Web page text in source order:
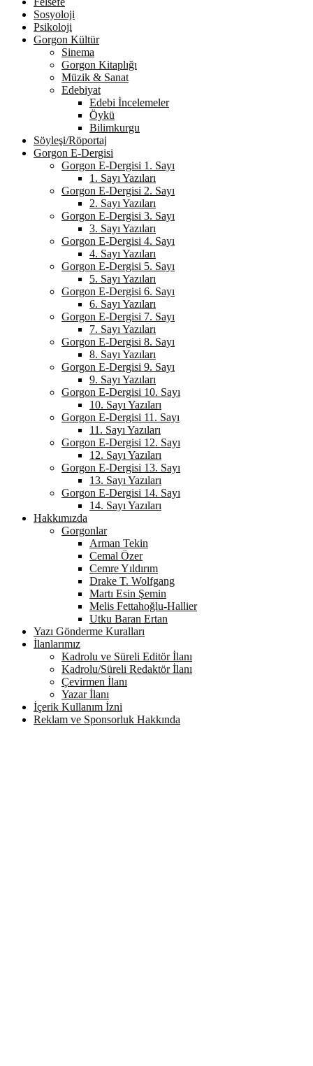
Sosyoloji
Psikoloji
Gorgon Kültür
Sinema
Gorgon Kitaplığı
Müzik & Sanat
Edebiyat
Edebi İncelemeler
Öykü
Bilimkurgu
Söyleşi/Röportaj
Gorgon E-Dergisi
Gorgon E-Dergisi 1. Sayı
1. Sayı Yazıları
Gorgon E-Dergisi 2. Sayı
2. Sayı Yazıları
Gorgon E-Dergisi 3. Sayı
3. Sayı Yazıları
Gorgon E-Dergisi 4. Sayı
4. Sayı Yazıları
Gorgon E-Dergisi 5. Sayı
5. Sayı Yazıları
Gorgon E-Dergisi 6. Sayı
6. Sayı Yazıları
Gorgon E-Dergisi 7. Sayı
7. Sayı Yazıları
Gorgon E-Dergisi 8. Sayı
8. Sayı Yazıları
Gorgon E-Dergisi 9. Sayı
9. Sayı Yazıları
Gorgon E-Dergisi 10. Sayı
10. Sayı Yazıları
Gorgon E-Dergisi 11. Sayı
11. Sayı Yazıları
Gorgon E-Dergisi 12. Sayı
12. Sayı Yazıları
Gorgon E-Dergisi 13. Sayı
13. Sayı Yazıları
Gorgon E-Dergisi 14. Sayı
14. Sayı Yazıları
Hakkımızda
Gorgonlar
Arman Tekin
Cemal Özer
Cemre Yıldırım
Drake T. Wolfgang
Martı Esin Şemin
Melis Fettahoğlu-Hallier
Utku Baran Ertan
Yazı Gönderme Kuralları
İlanlarımız
Kadrolu ve Süreli Editör İlanı
Kadrolu/Süreli Redaktör İlanı
Çevirmen İlanı
Yazar İlanı
İçerik Kullanım İzni
Reklam ve Sponsorluk Hakkında